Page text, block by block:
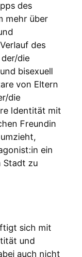
des
mehr über
des
die
bisexuell
von Eltern
die
Identität mit
Freundin
ein
Stadt zu
sich mit
und
auch nicht